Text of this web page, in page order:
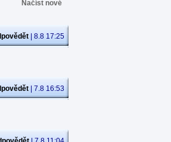
Načíst nové
| 8.8 17:25
| 7.8 16:53